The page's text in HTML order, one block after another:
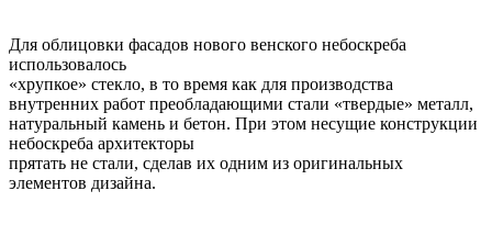
Для облицовки фасадов нового венского небоскреба
использовалось
«хрупкое» стекло, в то время как для производства
внутренних работ преобладающими стали «твердые» металл,
натуральный камень и бетон. При этом несущие конструкции
небоскреба архитекторы
прятать не стали, сделав их одним из оригинальных
элементов дизайна.